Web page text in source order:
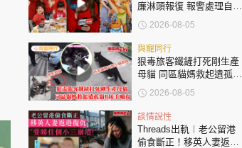
廉淋頭報復 報警處理自責
護子不力 歐錦棠陳倩揚齊
表態「媽媽有責任」
2026-08-05
與寵同行
狠毒旅客鐵鏟打死剛生產
母貓 同區貓媽救起遺孤貓
B接手哺育
2026-08-05
談情說性
Threads出軌︱老公留港
偷食斷正！移英人妻返港